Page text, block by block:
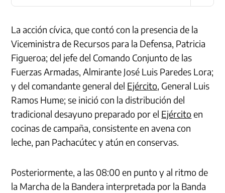
La acción cívica, que contó con la presencia de la
Viceministra de Recursos para la Defensa, Patricia
Figueroa; del jefe del Comando Conjunto de las
Fuerzas Armadas, Almirante José Luis Paredes Lora;
y del comandante general del Ejército, General Luis
Ramos Hume; se inició con la distribución del
tradicional desayuno preparado por el Ejércitoen
cocinas de campaña, consistente en avena con
leche, pan Pachacútec y atún en conservas.
Posteriormente, a las 08:00 en punto y al ritmo de
la Marcha de la Bandera interpretada por la Banda